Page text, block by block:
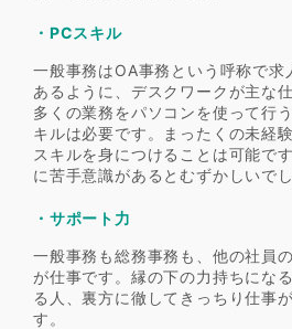
・PCスキル
一般事務はOA事務という呼称で求
あるように、デスクワークが主な
多くの業務をパソコンを使って行
キルは必要です。まったくの未経
スキルを身につけることは可能で
に苦手意識があるとむずかしいでし
・サポート力
一般事務も総務事務も、他の社員
が仕事です。縁の下の力持ちにな
る人、裏方に徹してきっちり仕事
す。